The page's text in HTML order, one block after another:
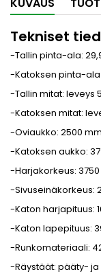
KUVAUS
Tekniset
-Tallin pinta-ala:
-Katoksen pinta-
-Tallin mitat: leveys
-Katoksen mitat:
-Oviaukko: 2500
-Katoksen aukko:
-Harjakorkeus:
-Sivuseinäkorkeus:
-Katon harjapituus:
-Katon lapepituus:
-Runkomateriaali:
-Räystäät: pääty- ja